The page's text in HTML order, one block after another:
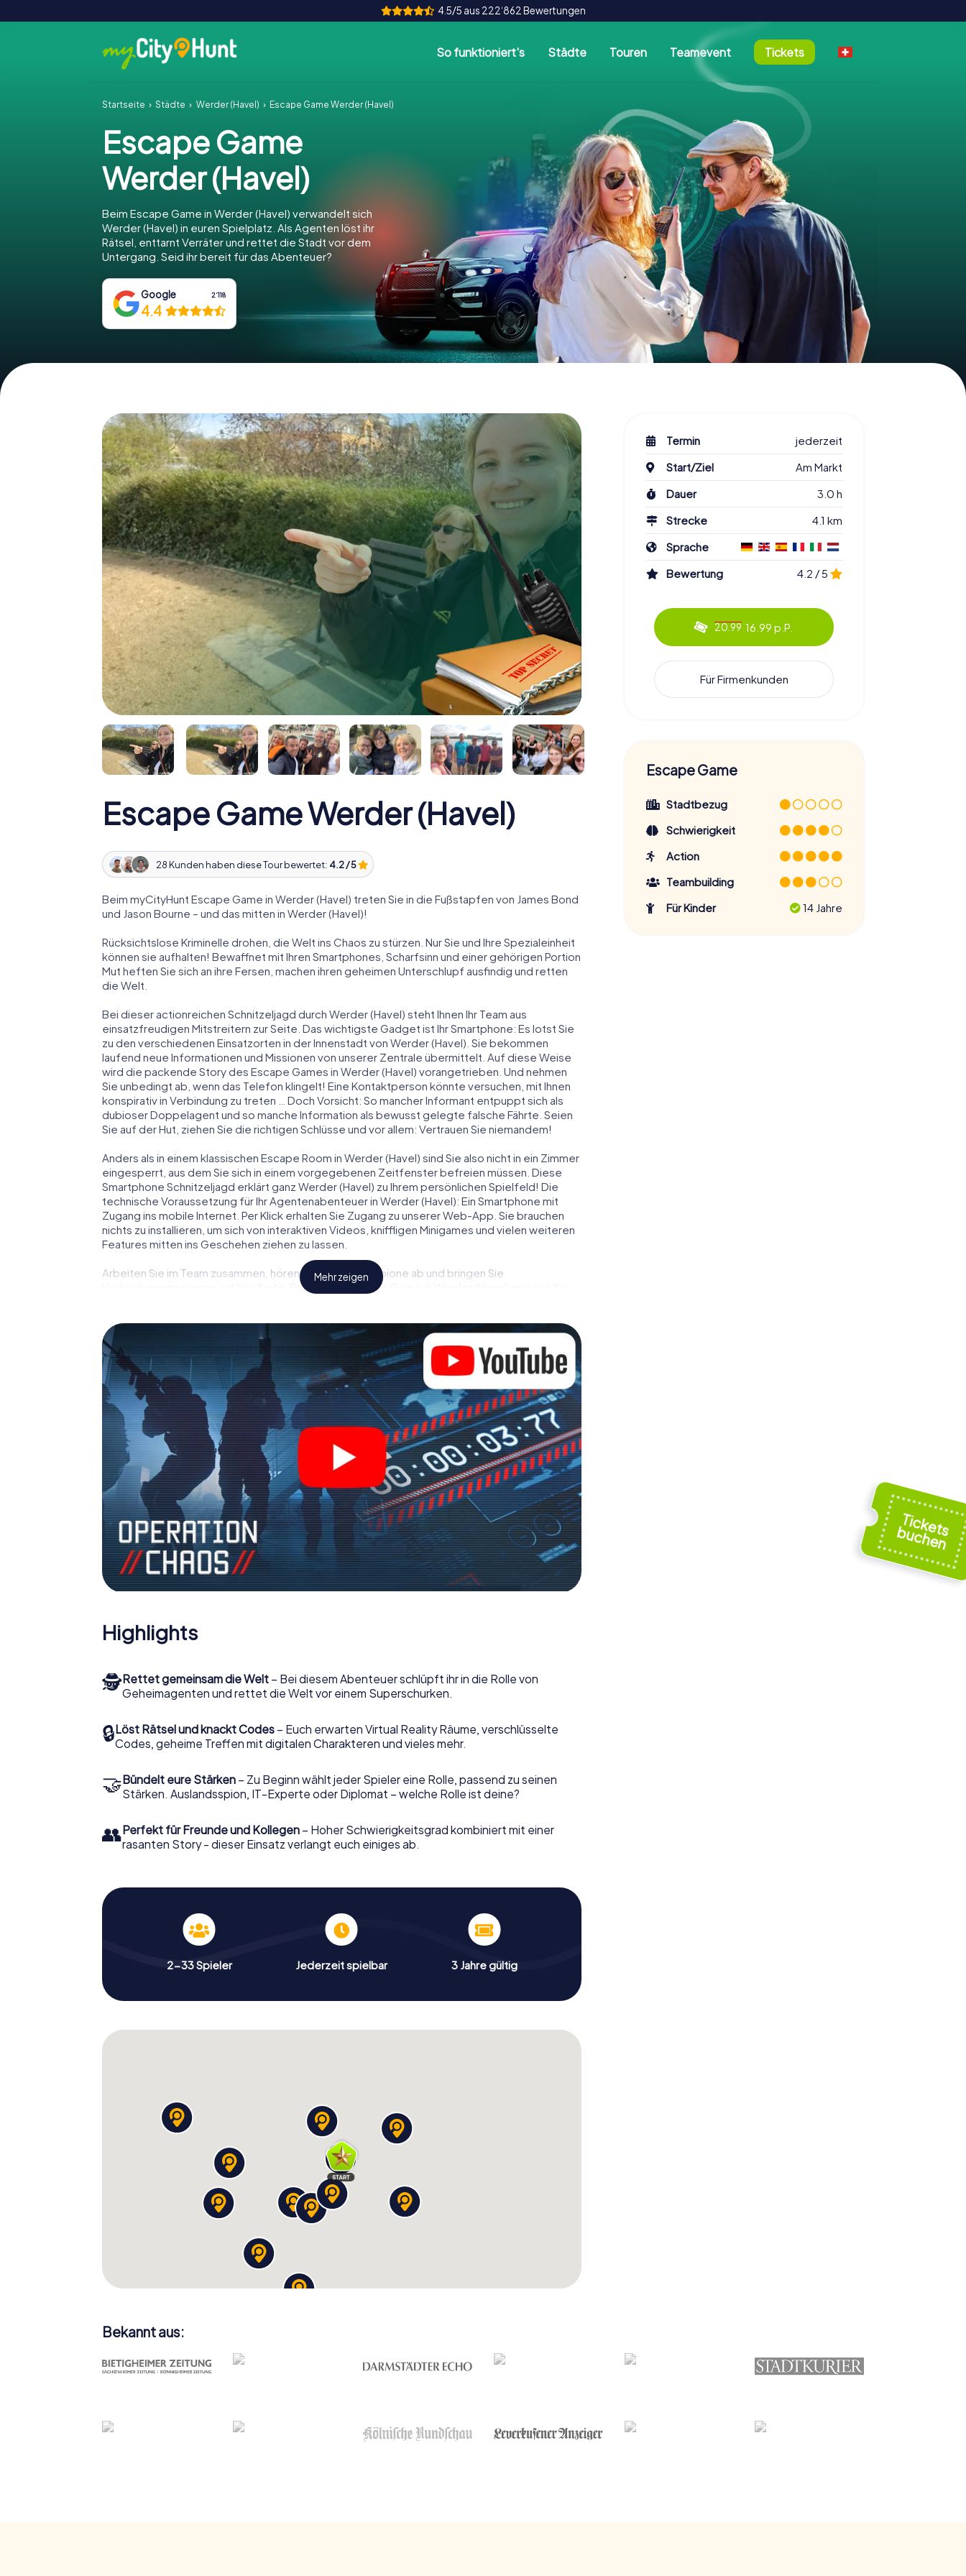
4.5/5 aus 222‘862 Bewertungen
So funktioniert's Städte Touren Teamevent Tickets
Startseite Städte Werder (Havel) Escape Game Werder (Havel)
Escape Game
Werder (Havel)
Beim Escape Game in Werder (Havel) verwandelt sich
Werder (Havel) in euren Spielplatz. Als Agenten löst ihr
Rätsel, enttarnt Verräter und rettet die Stadt vor dem
Untergang. Seid ihr bereit für das Abenteuer?
Google 2‘118
4.4
Escape Game Werder (Havel)
28 Kunden haben diese Tour bewertet: 4.2 / 5
Beim myCityHunt Escape Game in Werder (Havel) treten Sie in die Fußstapfen von James Bond
und Jason Bourne – und das mitten in Werder (Havel)!
Rücksichtslose Kriminelle drohen, die Welt ins Chaos zu stürzen. Nur Sie und Ihre Spezialeinheit
können sie aufhalten! Bewaffnet mit Ihren Smartphones, Scharfsinn und einer gehörigen Portion
Mut heften Sie sich an ihre Fersen, machen ihren geheimen Unterschlupf ausfindig und retten
die Welt.
Bei dieser actionreichen Schnitzeljagd durch Werder (Havel) steht Ihnen Ihr Team aus
einsatzfreudigen Mitstreitern zur Seite. Das wichtigste Gadget ist Ihr Smartphone: Es lotst Sie
zu den verschiedenen Einsatzorten in der Innenstadt von Werder (Havel). Sie bekommen
laufend neue Informationen und Missionen von unserer Zentrale übermittelt. Auf diese Weise
wird die packende Story des Escape Games in Werder (Havel) vorangetrieben. Und nehmen
Sie unbedingt ab, wenn das Telefon klingelt! Eine Kontaktperson könnte versuchen, mit Ihnen
konspirativ in Verbindung zu treten … Doch Vorsicht: So mancher Informant entpuppt sich als
dubioser Doppelagent und so manche Information als bewusst gelegte falsche Fährte. Seien
Sie auf der Hut, ziehen Sie die richtigen Schlüsse und vor allem: Vertrauen Sie niemandem!
Anders als in einem klassischen Escape Room in Werder (Havel) sind Sie also nicht in ein Zimmer
eingesperrt, aus dem Sie sich in einem vorgegebenen Zeitfenster befreien müssen. Diese
Smartphone Schnitzeljagd erklärt ganz Werder (Havel) zu Ihrem persönlichen Spielfeld! Die
technische Voraussetzung für Ihr Agentenabenteuer in Werder (Havel): Ein Smartphone mit
Zugang ins mobile Internet. Per Klick erhalten Sie Zugang zu unserer Web-App. Sie brauchen
nichts zu installieren, um sich von interaktiven Videos, kniffligen Minigames und vielen weiteren
Features mitten ins Geschehen ziehen zu lassen.
Arbeiten Sie im Team zusammen, hören Sie feindliche Spione ab und bringen Sie
Verbindungspersonen auf Ihre Seite. Bei diesem Escape Game in Werder (Havel) müssen Sie
Team im Highscore von Werder (Havel) und erhalten Zugang zu Ihrer ganz persönlichen
Bildergalerie. Das myCityHunt Escape Game macht Werder (Havel) zu Ihrem ganz persönlichen
Erlebnisspielplatz. Holen Sie sich Ihre Tickets in die Welt der Spionage und Geheimagenten und
verwandeln Sie Werder (Havel) in einen Outdoor Escape Room!
Mehr zeigen
Highlights
🕵Rettet gemeinsam die Welt – Bei diesem Abenteuer schlüpft ihr in die Rolle von
Geheimagenten und rettet die Welt vor einem Superschurken.
🔒Löst Rätsel und knackt Codes – Euch erwarten Virtual Reality Räume, verschlüsselte
Codes, geheime Treffen mit digitalen Charakteren und vieles mehr.
🤝Bündelt eure Stärken – Zu Beginn wählt jeder Spieler eine Rolle, passend zu seinen
Stärken. Auslandsspion, IT-Experte oder Diplomat – welche Rolle ist deine?
👥Perfekt für Freunde und Kollegen – Hoher Schwierigkeitsgrad kombiniert mit einer
rasanten Story - dieser Einsatz verlangt euch einiges ab.
2-33 Spieler Jederzeit spielbar 3 Jahre gültig
Termin
jederzeit
Start/Ziel
Am Markt
Dauer
3.0 h
Strecke
4.1 km
Sprache
Bewertung
4.2 / 5
20.99 16.99 p.P.
Für Firmenkunden
Escape Game
Stadtbezug
Schwierigkeit
Action
Teambuilding
Für Kinder
14 Jahre
Bekannt aus: